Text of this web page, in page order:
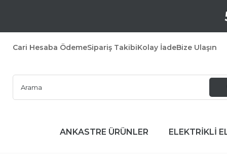
Cari Hesaba ÖdemeSipariş TakibiKolay İadeBize Ulaşın
ANKASTRE ÜRÜNLER ELEKTRİKLİ